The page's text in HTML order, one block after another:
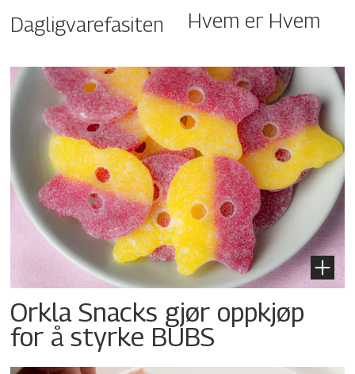
Dagligvarefasiten Hvem er Hvem
Orkla Snacks gjør oppkjøp
for å styrke BUBS